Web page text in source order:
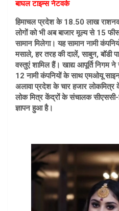
बाघल टाइम्स नेटवर्क
हिमाचल प्रदेश के 18.50 लाख
लोगों को भी अब बाजार मूल्य से 15
सामान मिलेगा। यह सामान नामी
मसाले, हर तरह की दालें, साबुन, बॉडी
वस्तुएं शामिल हैं। खाद्य आपूर्ति निगम
12 नामी कंपनियों के साथ एमओयू
अलावा प्रदेश के चार हजार
लोक मित्र केंद्रों के संचालक
ज्ञापन हुआ है।